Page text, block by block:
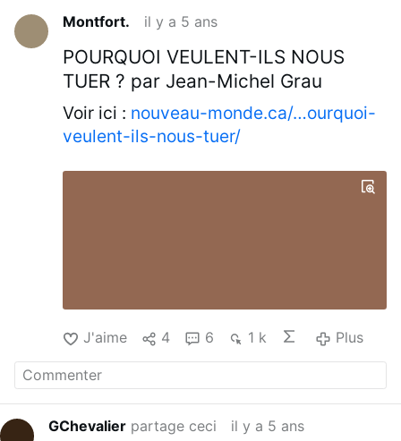
Montfort. il y a 5 ans
POURQUOI VEULENT-ILS NOUS
TUER ? par Jean-Michel Grau
Voir ici : nouveau-monde.ca/…ourquoi-
veulent-ils-nous-tuer/
J'aime 4 6 1 k Plus
GChevalier partage ceci
il y a 5 ans